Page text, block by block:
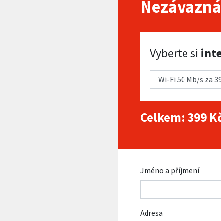
Vyberte si internet
Vyberte si
Celkem: 399
Jméno a příjmení
Adresa